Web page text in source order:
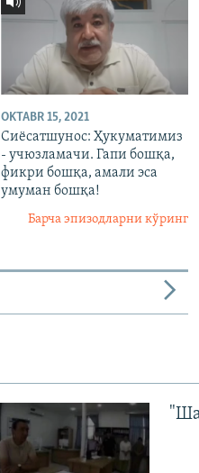
OKTABR 15, 2021
Сиёсатшунос: Ҳукуматимиз
- учюзламачи. Гапи бошқа,
фикри бошқа, амали эса
умуман бошқа!
Барча эпизодларни кўринг